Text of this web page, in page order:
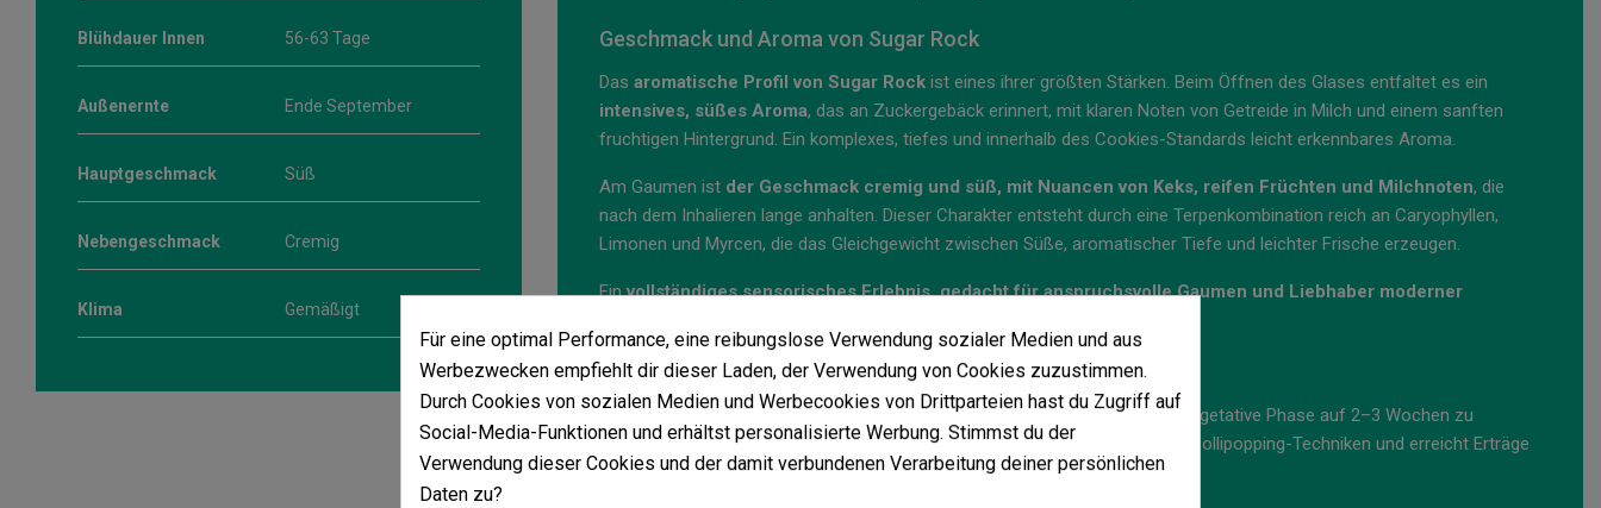
Blühdauer Innen 56-63 Tage
Außenernte Ende September
Hauptgeschmack Süß
Nebengeschmack Cremig
Klima Gemäßigt
Geschmack und Aroma von Sugar Rock
Das aromatische Profil von Sugar Rock ist eines ihrer größten Stärken. Beim Öffnen des Glases entfaltet es ein
intensives, süßes Aroma, das an Zuckergebäck erinnert, mit klaren Noten von Getreide in Milch und einem sanften
fruchtigen Hintergrund. Ein komplexes, tiefes und innerhalb des Cookies-Standards leicht erkennbares Aroma.
Am Gaumen ist der Geschmack cremig und süß, mit Nuancen von Keks, reifen Früchten und Milchnoten, die
nach dem Inhalieren lange anhalten. Dieser Charakter entsteht durch eine Terpenkombination reich an Caryophyllen,
Limonen und Myrcen, die das Gleichgewicht zwischen Süße, aromatischer Tiefe und leichter Frische erzeugen.
Einvollständiges sensorisches Erlebnis, gedacht für anspruchsvolle Gaumen und Liebhaber moderner
Anbau von Sugar Rock indoor und outdoor
Indoor zeigt Sugar Rock kräftiges Wachstum, daher wird empfohlen, die vegetative Phase auf 2–3 Wochen zu
begrenzen. Sie reagiert hervorragend auf SCROG-, SOG-, Entlaubungs- oder Lollipopping-Techniken und erreicht Erträge
von bis zu 550 g/m² unter optimalen Bedingungen.
Für eine optimal Performance, eine reibungslose Verwendung sozialer Medien und aus
Werbezwecken empfiehlt dir dieser Laden, der Verwendung von Cookies zuzustimmen.
Durch Cookies von sozialen Medien und Werbecookies von Drittparteien hast du Zugriff auf
Social-Media-Funktionen und erhältst personalisierte Werbung. Stimmst du der
Verwendung dieser Cookies und der damit verbundenen Verarbeitung deiner persönlichen
Daten zu?